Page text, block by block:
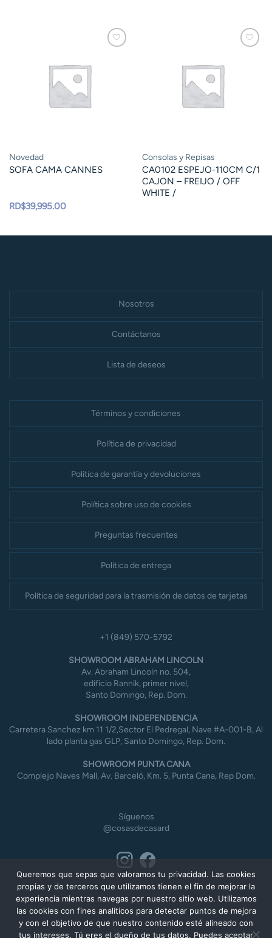
Novedad
SOFA CAMA CANNES
RD$39,995.00
Consolas y Repisas
CA0102 ESPEJO-110CM C/1
CAJON – FREIJO / OFF
WHITE /
Nosotros
Contáctanos
Lista de deseos
Términos y condiciones
Política de privacidad
Política de garantía y devoluciones
Política sobre uso de cookies
Preguntas frecuentes
Política de entrega
Política de seguridad para la trasmisión de datos de tarjetas
+1 (849) 570-5792
SHOWROOM ABRAHAM LINCOLN
Av. Abraham Lincoln no. 504,
edificio Rannik, primer nivel,
Santo Domingo, Rep. Dom.
SHOWROOM INDEPENDENCIA
Carretera Sanchez km 11 1/2,Sector El Pedregal, Nave #A-001-B, Al
lado planta gas GLP, Santo Domingo, Rep. Dom.
SHOWROOM PUNTA CANA
Complejo Naves Mall, Av. Barceló, Km. 5, Punta Cana, Rep Dom.
Síguenos
@cosasdecasard
Queremos que sepas que valoramos tu privacidad. Las cookies
propias y de terceros que utilizamos tienen el fin de mejorar la
experiencia mientras navegas por nuestro sitio web. Utilizamos
las cookies con fines analíticos para detectar puntos de mejora
y con el objetivo de que nuestro contenido esté alineado con
tus intereses. Tú eres el dueño de tus datos. Puedes aceptar